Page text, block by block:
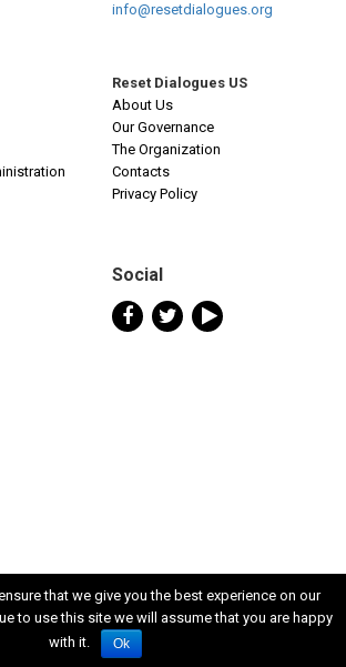
info@resetdialogues.org
Reset Dialogues US
About Us
Our Governance
The Organization
Contacts
Privacy Policy
Social
that we give you the best experience on our
to use this site we will assume that you are happy
with it.
Ok